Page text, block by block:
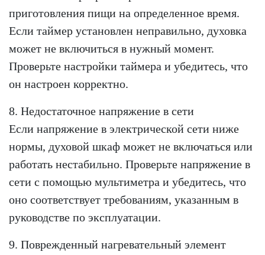
приготовления пищи на определенное время.
Если таймер установлен неправильно, духовка
может не включиться в нужный момент.
Проверьте настройки таймера и убедитесь, что
он настроен корректно.
8. Недостаточное напряжение в сети
Если напряжение в электрической сети ниже
нормы, духовой шкаф может не включаться или
работать нестабильно. Проверьте напряжение в
сети с помощью мультиметра и убедитесь, что
оно соответствует требованиям, указанным в
руководстве по эксплуатации.
9. Поврежденный нагревательный элемент